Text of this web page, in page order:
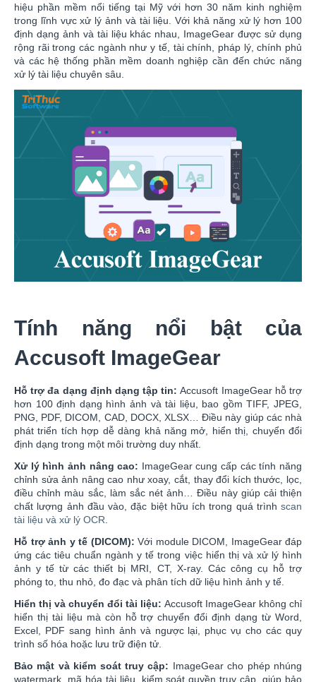
hiệu phần mềm nổi tiếng tại Mỹ với hơn 30 năm kinh nghiệm
trong lĩnh vực xử lý ảnh và tài liệu. Với khả năng xử lý hơn 100
định dạng ảnh và tài liệu khác nhau, ImageGear được sử dụng
rộng rãi trong các ngành như y tế, tài chính, pháp lý, chính phủ
và các hệ thống phần mềm doanh nghiệp cần đến chức năng
xử lý tài liệu chuyên sâu.
Tính năng nổi bật của
Accusoft ImageGear
Hỗ trợ đa dạng định dạng tập tin:Accusoft ImageGear hỗ trợ
hơn 100 định dạng hình ảnh và tài liệu, bao gồm TIFF, JPEG,
PNG, PDF, DICOM, CAD, DOCX, XLSX… Điều này giúp các nhà
phát triển tích hợp dễ dàng khả năng mở, hiển thị, chuyển đổi
định dạng trong một môi trường duy nhất.
Xử lý hình ảnh nâng cao: ImageGear cung cấp các tính năng
chỉnh sửa ảnh nâng cao như xoay, cắt, thay đổi kích thước, lọc,
điều chỉnh màu sắc, làm sắc nét ảnh… Điều này giúp cải thiện
chất lượng ảnh đầu vào, đặc biệt hữu ích trong quá trình scan
tài liệu và xử lý OCR
Hỗ trợ ảnh y tế (DICOM): Với module DICOM, ImageGear đáp
ứng các tiêu chuẩn ngành y tế trong việc hiển thị và xử lý hình
ảnh y tế từ các thiết bị MRI, CT, X-ray. Các công cụ hỗ trợ
phóng to, thu nhỏ, đo đạc và phân tích dữ liệu hình ảnh y tế.
Hiển thị và chuyển đổi tài liệu: Accusoft ImageGear không chỉ
hiển thị tài liệu mà còn hỗ trợ chuyển đổi định dạng từ Word,
Excel, PDF sang hình ảnh và ngược lại, phục vụ cho các quy
trình số hóa hoặc lưu trữ điện tử.
Bảo mật và kiểm soát truy cập: ImageGear cho phép nhúng
watermark, mã hóa tài liệu, kiểm soát quyền truy cập, giúp bảo